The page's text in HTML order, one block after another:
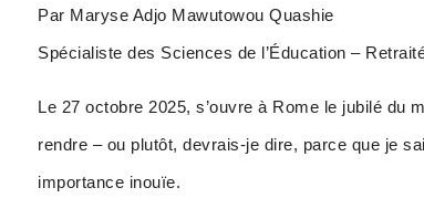
Par Maryse Adjo Mawutowou Quashie
Spécialiste des Sciences de l’Éducation –
Le 27 octobre 2025, s’ouvre à Rome le jubilé du
rendre – ou plutôt, devrais-je dire, parce que je
importance inouïe.